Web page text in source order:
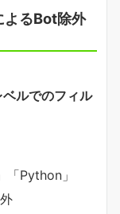
るBot除外
ルでのフィル
Python」